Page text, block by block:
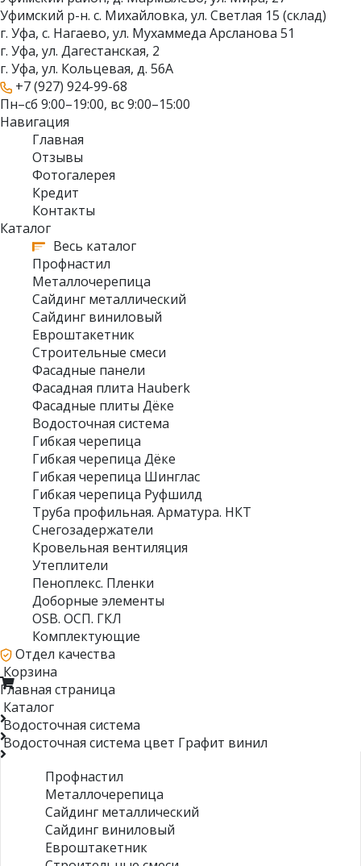
Уфимский р-н. с. Михайловка, ул. Светлая 15 (склад)
г. Уфа, с. Нагаево, ул. Мухаммеда Арсланова 51
г. Уфа, ул. Дагестанская, 2
г. Уфа, ул. Кольцевая, д. 56А
+7 (927) 924-99-68
Пн–сб 9:00–19:00, вс 9:00–15:00
Навигация
Главная
Отзывы
Фотогалерея
Кредит
Контакты
Каталог
Весь каталог
Профнастил
Металлочерепица
Сайдинг металлический
Сайдинг виниловый
Евроштакетник
Строительные смеси
Фасадные панели
Фасадная плита Hauberk
Фасадные плиты Дёке
Водосточная система
Гибкая черепица
Гибкая черепица Дёке
Гибкая черепица Шинглас
Гибкая черепица Руфшилд
Труба профильная. Арматура. НКТ
Снегозадержатели
Кровельная вентиляция
Утеплители
Пеноплекс. Пленки
Доборные элементы
OSB. ОСП. ГКЛ
Комплектующие
Отдел качества
Корзина
Главная страница
Каталог
Водосточная система
Водосточная система цвет Графит винил
Профнастил
Металлочерепица
Сайдинг металлический
Сайдинг виниловый
Евроштакетник